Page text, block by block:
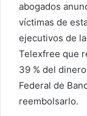
abogados
víctimas de
ejecutivos de
Telexfree que
39 % del
Federal de
reembolsarlo.